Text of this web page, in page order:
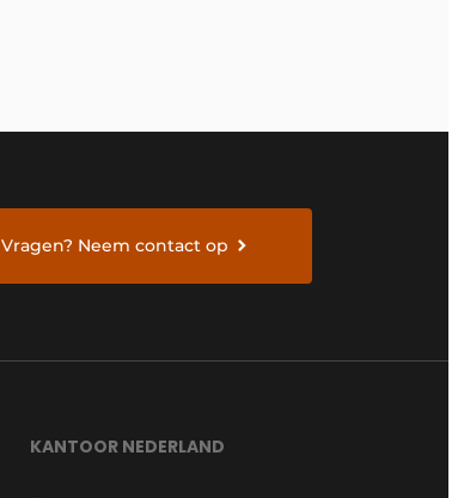
Vragen? Neem contact op
KANTOOR NEDERLAND